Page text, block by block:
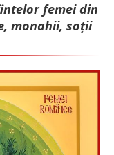
femei din
monahii, soții